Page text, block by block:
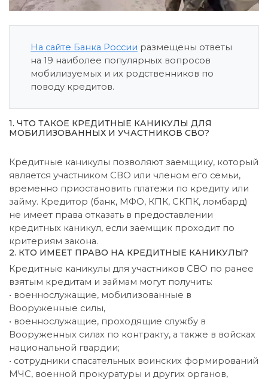
На сайте Банка России размещены ответы
на 19 наиболее популярных вопросов
мобилизуемых и их родственников по
поводу кредитов.
1. ЧТО ТАКОЕ КРЕДИТНЫЕ КАНИКУЛЫ ДЛЯ
МОБИЛИЗОВАННЫХ И УЧАСТНИКОВ СВО?
Кредитные каникулы позволяют заемщику, который
является участником СВО или членом его семьи,
временно приостановить платежи по кредиту или
займу. Кредитор (банк, МФО, КПК, СКПК, ломбард)
не имеет права отказать в предоставлении
кредитных каникул, если заемщик проходит по
критериям закона.
2. КТО ИМЕЕТ ПРАВО НА КРЕДИТНЫЕ КАНИКУЛЫ?
Кредитные каникулы для участников СВО по ранее
взятым кредитам и займам могут получить:
• военнослужащие, мобилизованные в
Вооруженные силы,
• военнослужащие, проходящие службу в
Вооруженных силах по контракту, а также в войсках
национальной гвардии;
• сотрудники спасательных воинских формирований
МЧС, военной прокуратуры и других органов,